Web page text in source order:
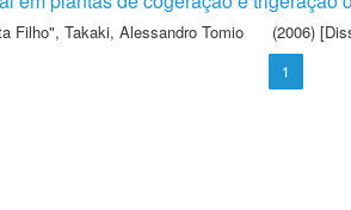
Filho", Takaki, Alessandro Tomio (2006)
1